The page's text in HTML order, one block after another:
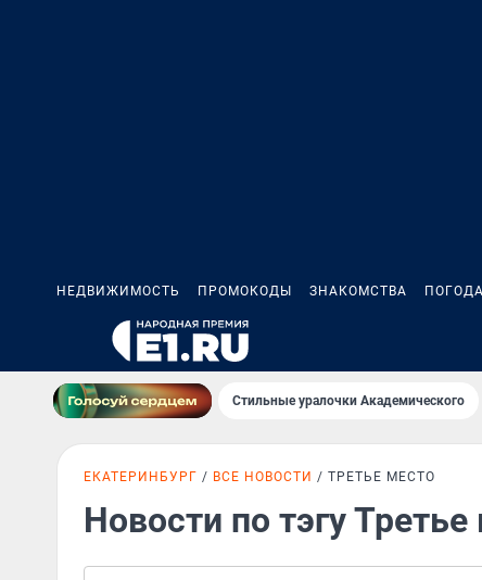
НЕДВИЖИМОСТЬ ПРОМОКОДЫ ЗНАКОМСТВА ПОГОДА
Стильные уралочки Академического
ЕКАТЕРИНБУРГ ВСЕ НОВОСТИ ТРЕТЬЕ МЕСТО
Новости по тэгу Третье